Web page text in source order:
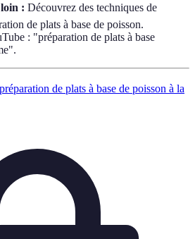
: Découvrez des techniques de
de plats à base de poisson.
: "préparation de plats à base
préparation de plats à base de poisson à la